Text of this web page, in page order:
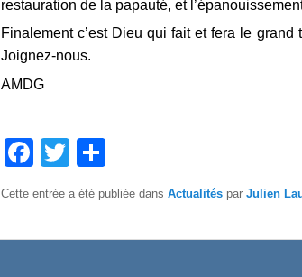
restauration de la papauté, et
Finalement c’est Dieu qui fait et fera le
Joignez-nous.
AMDG
F
e
b
T
t
t
t
a
Cette entrée a été publiée dans Actualités par Julien